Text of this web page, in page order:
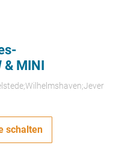
MINI
schalten